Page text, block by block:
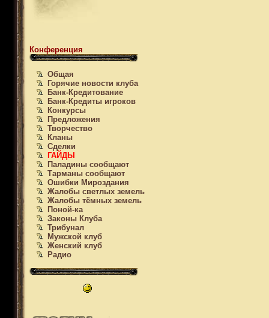
Конференция
Общая
Горячие новости клуба
Банк-Кредитование
Банк-Кредиты игроков
Конкурсы
Предложения
Творчество
Кланы
Сделки
ГАЙДЫ
Паладины сообщают
Тарманы сообщают
Ошибки Мироздания
Жалобы светлых земель
Жалобы тёмных земель
Поной-ка
Законы Клуба
Трибунал
Мужской клуб
Женский клуб
Радио